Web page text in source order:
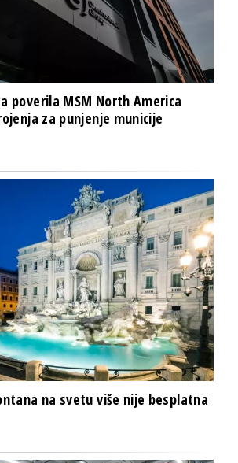
poverila MSM North America
za punjenje municije
na svetu više nije besplatna